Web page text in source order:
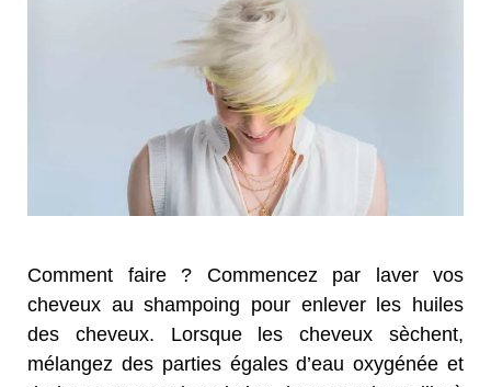
Comment faire ? Commencez par laver vos
cheveux au shampoing pour enlever les huiles
des cheveux. Lorsque les cheveux sèchent,
mélangez des parties égales d’eau oxygénée et